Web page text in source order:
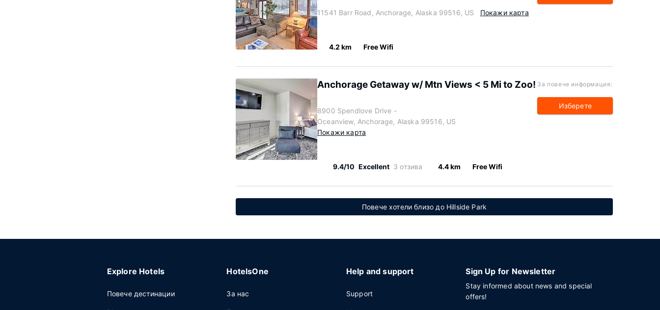
11541 Barr Road, Anchorage, Alaska 99516, US Покажи карта
4.2 km Free Wifi
Anchorage Getaway w/ Mtn Views < 5 Mi to Zoo!
8900 Spendlove Drive -
Oceanview, Anchorage, Alaska 99516, US
Покажи карта
9.4/10 Excellent 3 отзива 4.4 km Free Wifi
За повече информация:
Изберете
Повече хотели близо до Hillside Park
Explore Hotels
Повече дестинации
HotelsOne
За нас
Help and support
Support
Sign Up for Newsletter
Stay informed about news and special
offers!